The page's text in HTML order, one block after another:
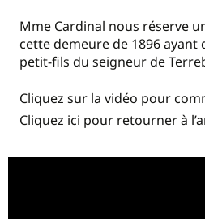
Mme Cardinal nous réserve
cette demeure de 1896 ayant
petit-fils du seigneur de
Cliquez sur la vidéo pour
Cliquez ici pour retourner à